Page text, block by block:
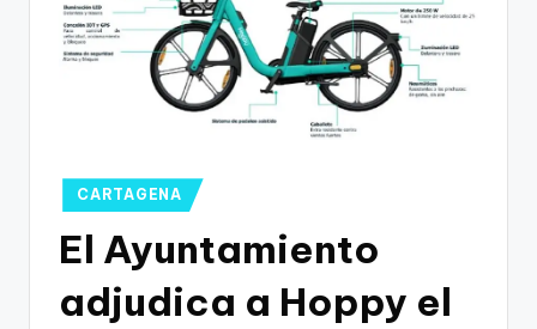
Cartagena,
Publicado
en
CARTAGENA
El Ayuntamiento
adjudica a Hoppy el